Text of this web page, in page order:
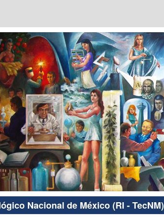
Nacional de México (RI - TecNM)